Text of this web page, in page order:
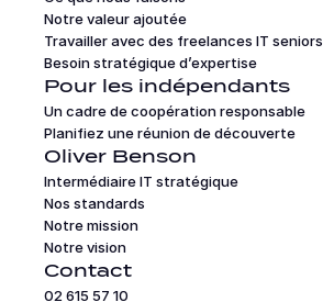
Notre valeur ajoutée
Travailler avec des freelances IT seniors
Besoin stratégique d’expertise
Pour les indépendants
Un cadre de coopération responsable
Planifiez une réunion de découverte
Oliver Benson
Intermédiaire IT stratégique
Nos standards
Notre mission
Notre vision
Contact
02 615 57 10